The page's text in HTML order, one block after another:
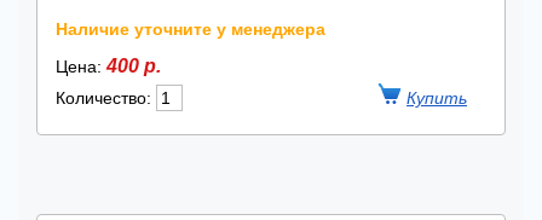
Наличие уточните у менеджера
Цена:400 р.
Количество: